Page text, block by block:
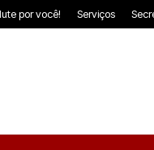
por você! Serviços